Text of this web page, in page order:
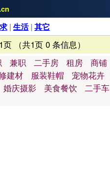
| 生活| 其它
页 （共1页 0 条信息）
兼职 二手房 租房 商铺
建材 服装鞋帽 宠物花卉
婚庆摄影 美食餐饮 二手车